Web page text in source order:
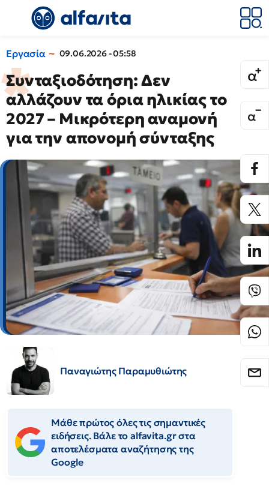
Εργασία 09.06.2026 - 05:58
Συνταξιοδότηση: Δεν
αλλάζουν τα όρια ηλικίας το
2027 – Μικρότερη αναμονή
για την απονομή σύνταξης
Παναγιώτης Παραμυθιώτης
Μάθε πρώτος όλες τις σημαντικές
ειδήσεις. Βάλε το alfavita.gr στα
αποτελέσματα αναζήτησης της
Google